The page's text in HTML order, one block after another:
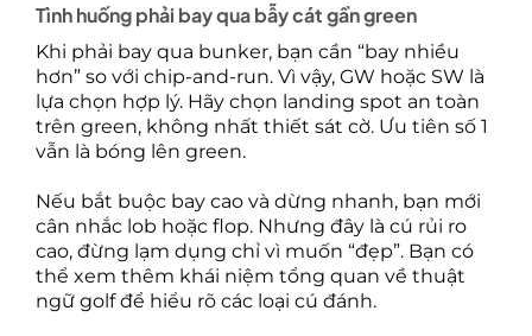
Tình huống phải bay qua bẫy cát gần green
Khi phải bay qua bunker, bạn cần “bay nhiều
hơn” so với chip-and-run. Vì vậy, GW hoặc SW là
lựa chọn hợp lý. Hãy chọn landing spot an toàn
trên green, không nhất thiết sát cờ. Ưu tiên số 1
vẫn là bóng lên green.
Nếu bắt buộc bay cao và dừng nhanh, bạn mới
cân nhắc lob hoặc flop. Nhưng đây là cú rủi ro
cao, đừng lạm dụng chỉ vì muốn “đẹp”. Bạn có
thể xem thêm khái niệm tổng quan về thuật
ngữ golf để hiểu rõ các loại cú đánh.